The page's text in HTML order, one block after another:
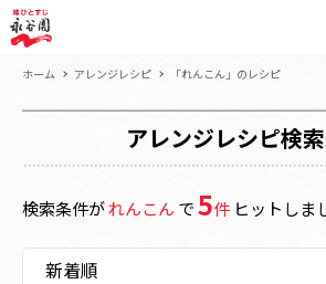
ホーム アレンジレシピ 「れんこん」のレシピ
アレンジレシピ検
検索条件がれんこんで5件 ヒットしま